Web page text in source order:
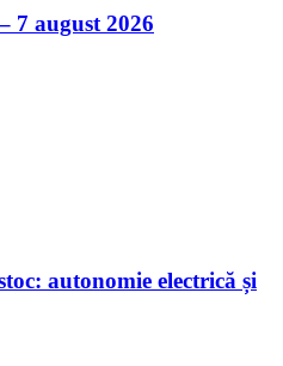
7 august 2026
autonomie electrică și